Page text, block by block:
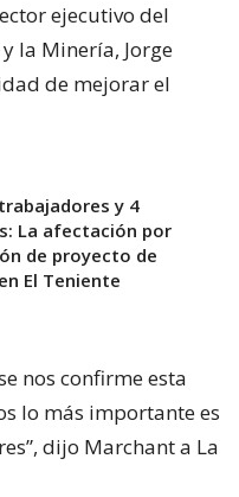
ejecutivo del
la Minería, Jorge
de mejorar el
y 4
La afectación por
de proyecto de
El Teniente
nos confirme esta
lo más importante es
dijo Marchant a La